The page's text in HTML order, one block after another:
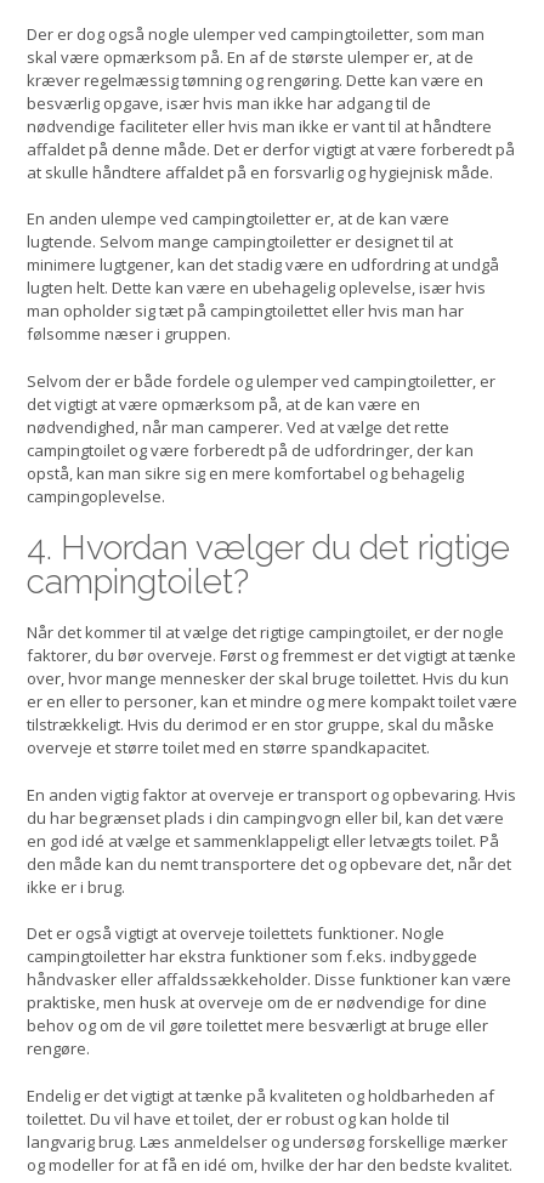
Der er dog også nogle ulemper ved campingtoiletter, som man
skal være opmærksom på. En af de største ulemper er, at de
kræver regelmæssig tømning og rengøring. Dette kan være en
besværlig opgave, især hvis man ikke har adgang til de
nødvendige faciliteter eller hvis man ikke er vant til at håndtere
affaldet på denne måde. Det er derfor vigtigt at være forberedt på
at skulle håndtere affaldet på en forsvarlig og hygiejnisk måde.
En anden ulempe ved campingtoiletter er, at de kan være
lugtende. Selvom mange campingtoiletter er designet til at
minimere lugtgener, kan det stadig være en udfordring at undgå
lugten helt. Dette kan være en ubehagelig oplevelse, især hvis
man opholder sig tæt på campingtoilettet eller hvis man har
følsomme næser i gruppen.
Selvom der er både fordele og ulemper ved campingtoiletter, er
det vigtigt at være opmærksom på, at de kan være en
nødvendighed, når man camperer. Ved at vælge det rette
campingtoilet og være forberedt på de udfordringer, der kan
opstå, kan man sikre sig en mere komfortabel og behagelig
campingoplevelse.
4. Hvordan vælger du det rigtige
campingtoilet?
Når det kommer til at vælge det rigtige campingtoilet, er der nogle
faktorer, du bør overveje. Først og fremmest er det vigtigt at tænke
over, hvor mange mennesker der skal bruge toilettet. Hvis du kun
er en eller to personer, kan et mindre og mere kompakt toilet være
tilstrækkeligt. Hvis du derimod er en stor gruppe, skal du måske
overveje et større toilet med en større spandkapacitet.
En anden vigtig faktor at overveje er transport og opbevaring. Hvis
du har begrænset plads i din campingvogn eller bil, kan det være
en god idé at vælge et sammenklappeligt eller letvægts toilet. På
den måde kan du nemt transportere det og opbevare det, når det
ikke er i brug.
Det er også vigtigt at overveje toilettets funktioner. Nogle
campingtoiletter har ekstra funktioner som f.eks. indbyggede
håndvasker eller affaldssækkeholder. Disse funktioner kan være
praktiske, men husk at overveje om de er nødvendige for dine
behov og om de vil gøre toilettet mere besværligt at bruge eller
rengøre.
Endelig er det vigtigt at tænke på kvaliteten og holdbarheden af ​​
toilettet. Du vil have et toilet, der er robust og kan holde til
langvarig brug. Læs anmeldelser og undersøg forskellige mærker
og modeller for at få en idé om, hvilke der har den bedste kvalitet.